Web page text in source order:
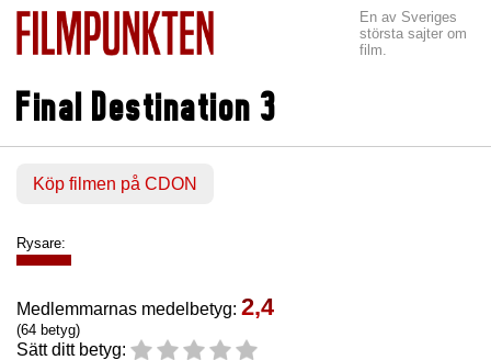
En av Sveriges
största sajter om
film.
Final Destination 3
Köp filmen på CDON
Rysare:
Medlemmarnas medelbetyg: 2,4
(64 betyg)
Sätt ditt betyg: